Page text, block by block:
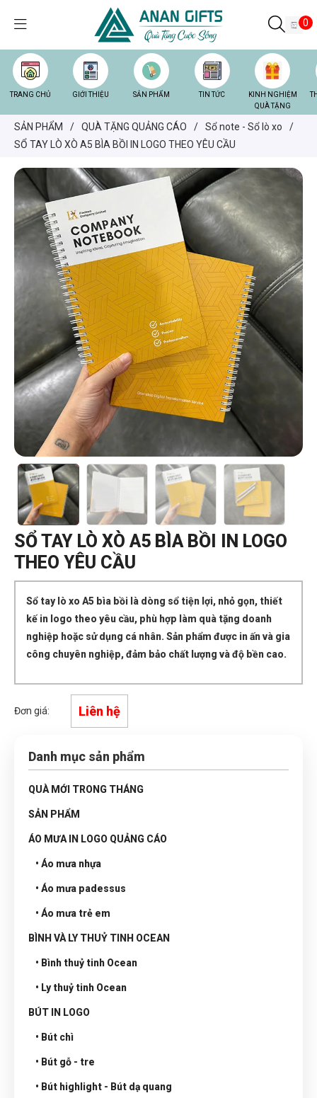
0
TRANG CHỦ GIỚI THIỆU SẢN PHẨM TIN TỨC
KINH NGHIỆM
QUÀ TẶNG
SẢN PHẨM / QUÀ TẶNG QUẢNG CÁO / Sổ note - Sổ lò xo
/
SỔ TAY LÒ XÒ A5 BÌA BỒI IN LOGO THEO YÊU CẦU
SỔ TAY LÒ XÒ A5 BÌA BỒI IN LOGO
THEO YÊU CẦU
Sổ tay lò xo A5 bìa bồi là dòng sổ tiện lợi, nhỏ gọn, thiết
kế in logo theo yêu cầu, phù hợp làm quà tặng doanh
nghiệp hoặc sử dụng cá nhân. Sản phẩm được in ấn và gia
công chuyên nghiệp, đảm bảo chất lượng và độ bền cao.
Đơn giá: Liên hệ
Danh mục sản phẩm
QUÀ MỚI TRONG THÁNG
SẢN PHẨM
ÁO MƯA IN LOGO QUẢNG CÁO
• Áo mưa nhựa
• Áo mưa padessus
• Áo mưa trẻ em
BÌNH VÀ LY THUỶ TINH OCEAN
• Bình thuỷ tinh Ocean
• Ly thuỷ tinh Ocean
BÚT IN LOGO
• Bút chì
• Bút gỗ - tre
• Bút highlight - Bút dạ quang